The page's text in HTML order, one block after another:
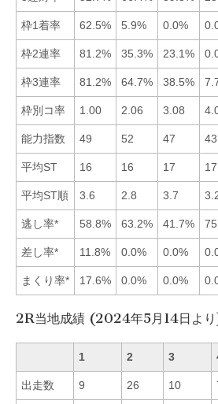
枠1着率 62.5% 5.9% 0.0%
枠2連率 81.2% 35.3% 23.1%
枠3連率 81.2% 64.7% 38.5%
枠別コ率 1.00 2.06 3.08
能力指数 49 52 47 43
平均ST 16 16 17 17
平均ST順 3.6 2.8 3.7
逃し率* 58.8% 63.2% 41.7%
差し率* 11.8% 0.0% 0.0%
まくり率* 17.6% 0.0% 0.0%
2R当地成績 (2024年5月14日よ
1 2 3
出走数 9 26 10